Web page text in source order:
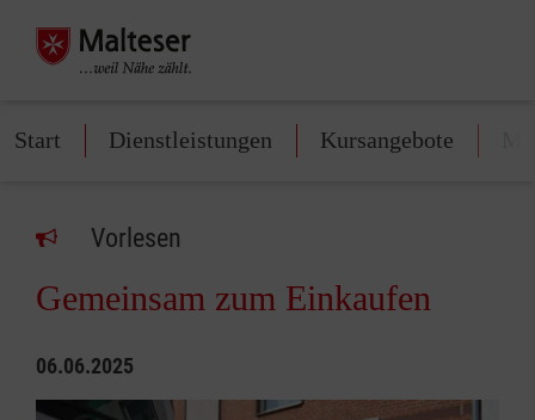
Start Dienstleistungen Kursangebote
Vorlesen
Gemeinsam zum Einkaufen
06.06.2025